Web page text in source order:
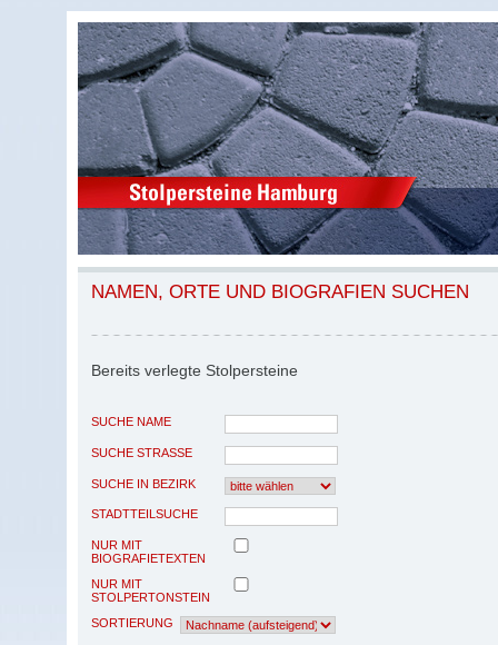
NAMEN, ORTE UND BIOGRAFIEN SUCHEN
Bereits verlegte Stolpersteine
SUCHE NAME
SUCHE STRASSE
SUCHE IN BEZIRK
STADTTEILSUCHE
NUR MIT
BIOGRAFIETEXTEN
NUR MIT
STOLPERTONSTEIN
SORTIERUNG